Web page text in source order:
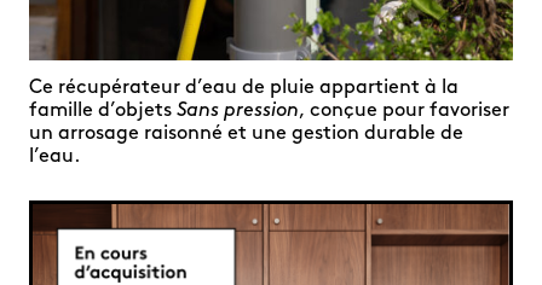
Ce récupérateur d’eau de pluie appartient à la
famille d’objets Sans pression, conçue pour favoriser
un arrosage raisonné et une gestion durable de
l’eau.